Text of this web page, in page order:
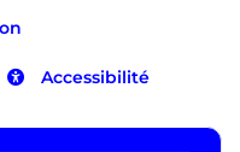
Accessibilité